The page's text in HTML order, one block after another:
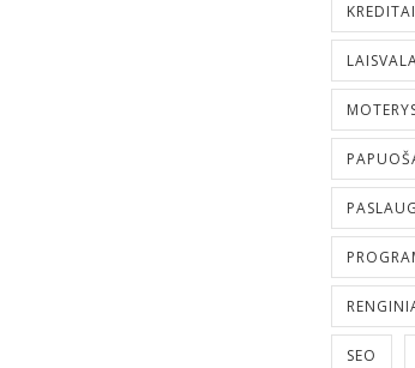
KREDITAI
SEO